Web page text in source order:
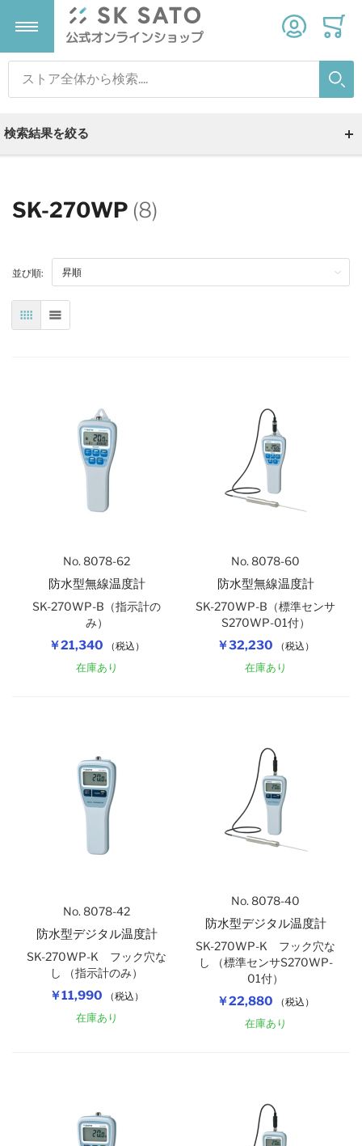
検索
検索
温度計
すべての商品
隔測式温度計（在庫規格品）
バイメタル式温度計（在庫規格品）
棒状温度計
温湿度計
すべての商品
自記記録計（温湿度）
アスマン式通風乾湿計
気象計器
すべての商品
タイマー
すべての商品
SK-270WP (8)
並び順:
表 リスト
￥21,340 （税込）
No. 8078-62
防水型無線温度計
SK-270WP-B（指示計の
み）
在庫あり
￥32,230 （税込）
No. 8078-60
防水型無線温度計
SK-270WP-B（標準センサ
S270WP-01付）
在庫あり
￥11,990 （税込）
No. 8078-42
防水型デジタル温度計
SK-270WP-K フック穴な
し （指示計のみ）
在庫あり
￥22,880 （税込）
No. 8078-40
防水型デジタル温度計
SK-270WP-K フック穴な
し （標準センサS270WP-
01付）
在庫あり
検索結果を絞る